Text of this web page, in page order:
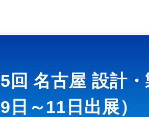
回 名古屋 設計
日～11日出展）